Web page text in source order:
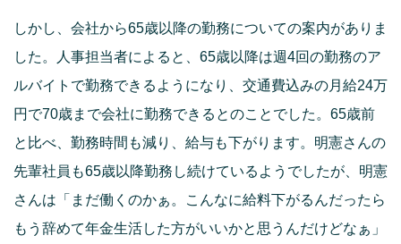
しかし、会社から65歳以降の勤務についての案内がありま
した。人事担当者によると、65歳以降は週4回の勤務のア
ルバイトで勤務できるようになり、交通費込みの月給24万
円で70歳まで会社に勤務できるとのことでした。65歳前
と比べ、勤務時間も減り、給与も下がります。明憲さんの
先輩社員も65歳以降勤務し続けているようでしたが、明憲
さんは「まだ働くのかぁ。こんなに給料下がるんだったら
もう辞めて年金生活した方がいいかと思うんだけどなぁ」